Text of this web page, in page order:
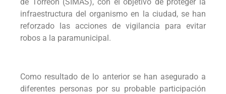
infraestructura del organismo en la ciudad, se han
reforzado las acciones de vigilancia para evitar
robos a la paramunicipal.
Como resultado de lo anterior se han asegurado a
diferentes personas por su probable participación